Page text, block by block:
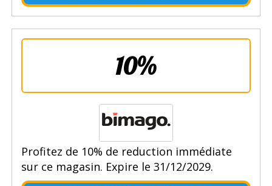
10%
Profitez de 10% de reduction immédiate
sur ce magasin. Expire le 31/12/2029.